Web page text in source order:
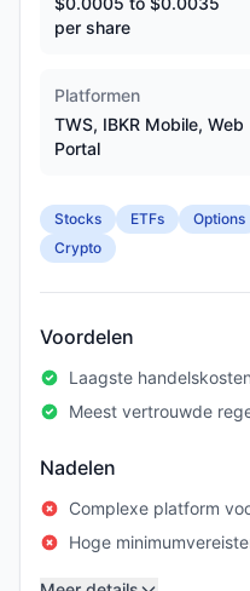
per share
Platformen
TWS, IBKR Mobile, Web
Portal
Stocks ETFs Options
Crypto
Voordelen
Laagste
Meest vertrouwde
Nadelen
Complexe platform
Hoge